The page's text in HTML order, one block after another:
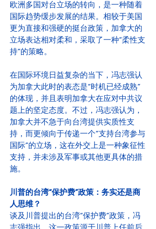
欧洲多国对台立场的转向，是一种随着
国际趋势缓步发展的结果。相较于美国
更为直接和强硬的挺台政策，加拿大的
立场表达相对柔和，采取了一种“柔性支
持”的策略。
在国际环境日益复杂的当下，冯志强认
为加拿大此时的表态是“时机已经成熟”
的体现，并且表明加拿大在应对中共议
题上的坚定态度。不过，冯志强认为，
加拿大并不急于向台湾提供实质性支
持，而更倾向于传递一个“支持台湾参与
国际”的立场，这在外交上是一种象征性
支持，并未涉及军事或其他更具体的措
施。
川普的台湾“保护费”政策：务实还是商
人思维？
谈及川普提出的台湾“保护费”政策，冯